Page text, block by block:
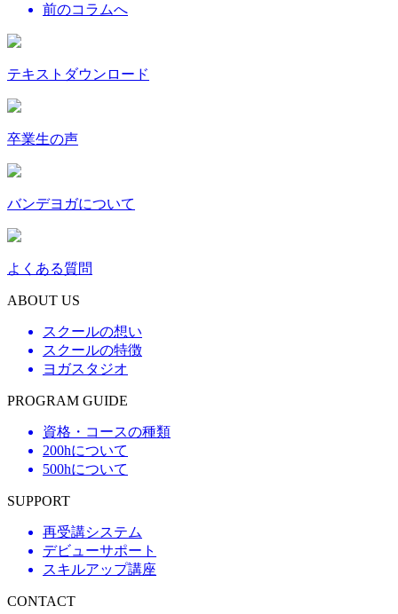
前のコラムへ
テキストダウンロード
卒業生の声
バンデヨガについて
よくある質問
ABOUT US
スクールの想い
スクールの特徴
ヨガスタジオ
PROGRAM GUIDE
資格・コースの種類
200hについて
500hについて
SUPPORT
再受講システム
デビューサポート
スキルアップ講座
CONTACT